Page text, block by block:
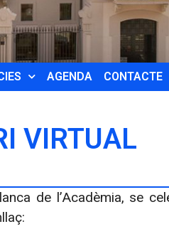
AGENDA CONTACTE
VIRTUAL
de l’Acadèmia, se